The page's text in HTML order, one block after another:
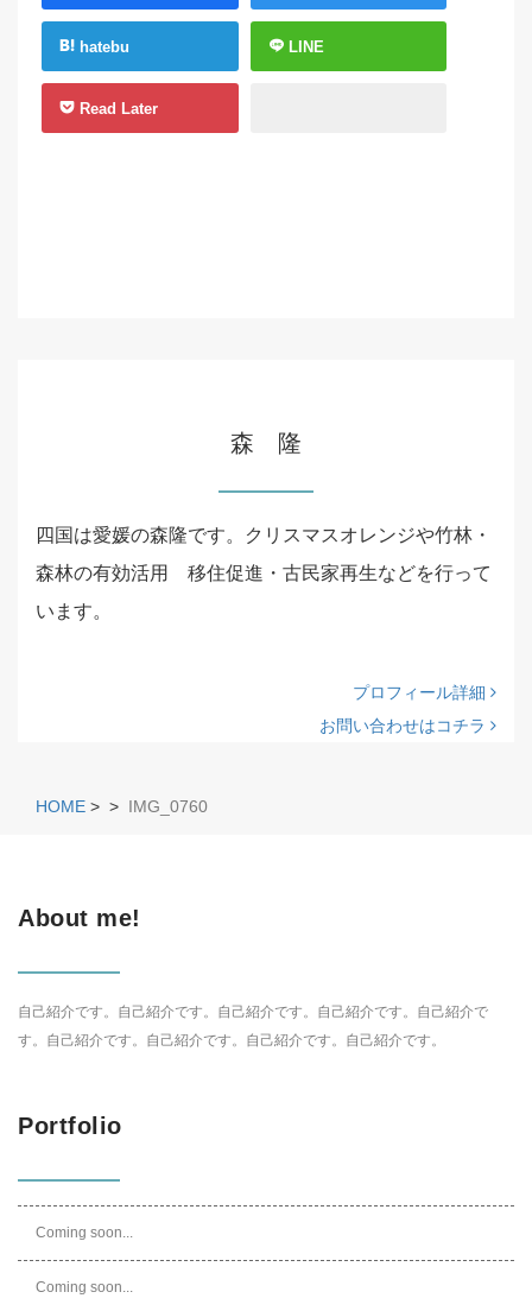
hatebu LINE
Read Later
森 隆
四国は愛媛の森隆です。クリスマスオレンジや竹林・
森林の有効活用 移住促進・古民家再生などを行って
います。
プロフィール詳細
お問い合わせはコチラ
HOME > > IMG_0760
About me!
自己紹介です。自己紹介です。自己紹介です。自己紹介です。自己紹介で
す。自己紹介です。自己紹介です。自己紹介です。自己紹介です。
Portfolio
Coming soon...
Coming soon...